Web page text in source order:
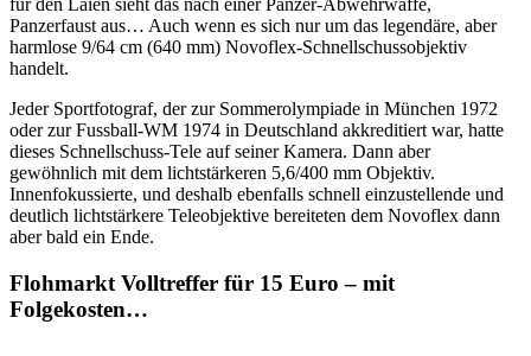
für den Laien sieht das nach einer Panzer-Abwehrwaffe,
Panzerfaust aus… Auch wenn es sich nur um das legendäre, aber
harmlose 9/64 cm (640 mm) Novoflex-Schnellschussobjektiv
handelt.
Jeder Sportfotograf, der zur Sommerolympiade in München 1972
oder zur Fussball-WM 1974 in Deutschland akkreditiert war, hatte
dieses Schnellschuss-Tele auf seiner Kamera. Dann aber
gewöhnlich mit dem lichtstärkeren 5,6/400 mm Objektiv.
Innenfokussierte, und deshalb ebenfalls schnell einzustellende und
deutlich lichtstärkere Teleobjektive bereiteten dem Novoflex dann
aber bald ein Ende.
Flohmarkt Volltreffer für 15 Euro – mit
Folgekosten…